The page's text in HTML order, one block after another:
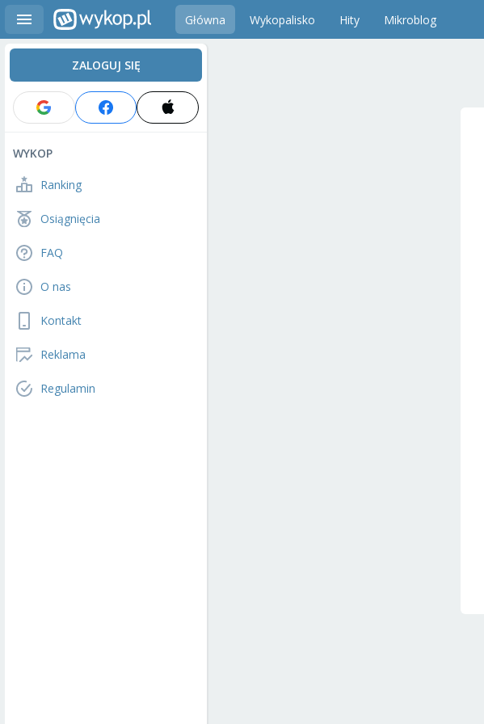
Główna Wykopalisko Hity Mikroblog
ZALOGUJ SIĘ
WYKOP
Ranking
Osiągnięcia
FAQ
O nas
Kontakt
Reklama
Regulamin